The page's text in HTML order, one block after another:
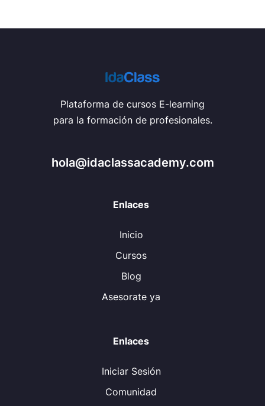
Plataforma de cursos E-learning
para la formación de profesionales.
hola@idaclassacademy.com
Enlaces
Inicio
Cursos
Blog
Asesorate ya
Enlaces
Iniciar Sesión
Comunidad